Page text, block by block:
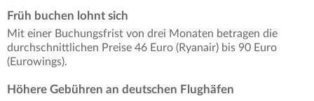
Früh buchen lohnt sich
Mit einer Buchungsfrist von drei Monaten betragen die
durchschnittlichen Preise 46 Euro (Ryanair) bis 90 Euro
(Eurowings).
Höhere Gebühren an deutschen Flughäfen